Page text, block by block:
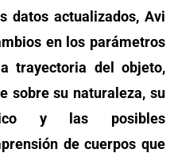
datos actualizados, Avi
en los parámetros
trayectoria del objeto,
sobre su naturaleza, su
y las posibles
de cuerpos que